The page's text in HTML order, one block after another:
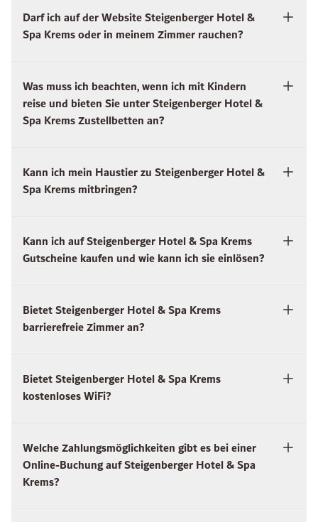
Darf ich auf der Website Steigenberger Hotel &
Spa Krems oder in meinem Zimmer rauchen?
Was muss ich beachten, wenn ich mit Kindern
reise und bieten Sie unter Steigenberger Hotel &
Spa Krems Zustellbetten an?
Kann ich mein Haustier zu Steigenberger Hotel &
Spa Krems mitbringen?
Kann ich auf Steigenberger Hotel & Spa Krems
Gutscheine kaufen und wie kann ich sie einlösen?
Bietet Steigenberger Hotel & Spa Krems
barrierefreie Zimmer an?
Bietet Steigenberger Hotel & Spa Krems
kostenloses WiFi?
Welche Zahlungsmöglichkeiten gibt es bei einer
Online-Buchung auf Steigenberger Hotel & Spa
Krems?